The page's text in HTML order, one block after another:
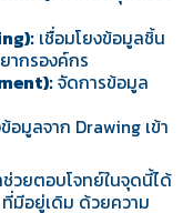
เชื่อมโยงข้อมูลชิ้น
ากรองค์กร
จัดการข้อมูล
อมูลจาก Drawing เข้า
วยตอบโจทย์ในจุดนี้ได้
ที่มีอยู่เดิม ด้วยความ